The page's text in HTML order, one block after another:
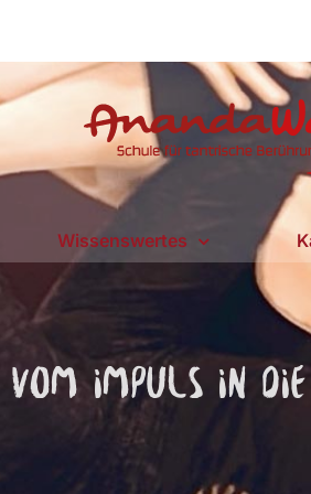
Wissenswertes
Vom Impuls in